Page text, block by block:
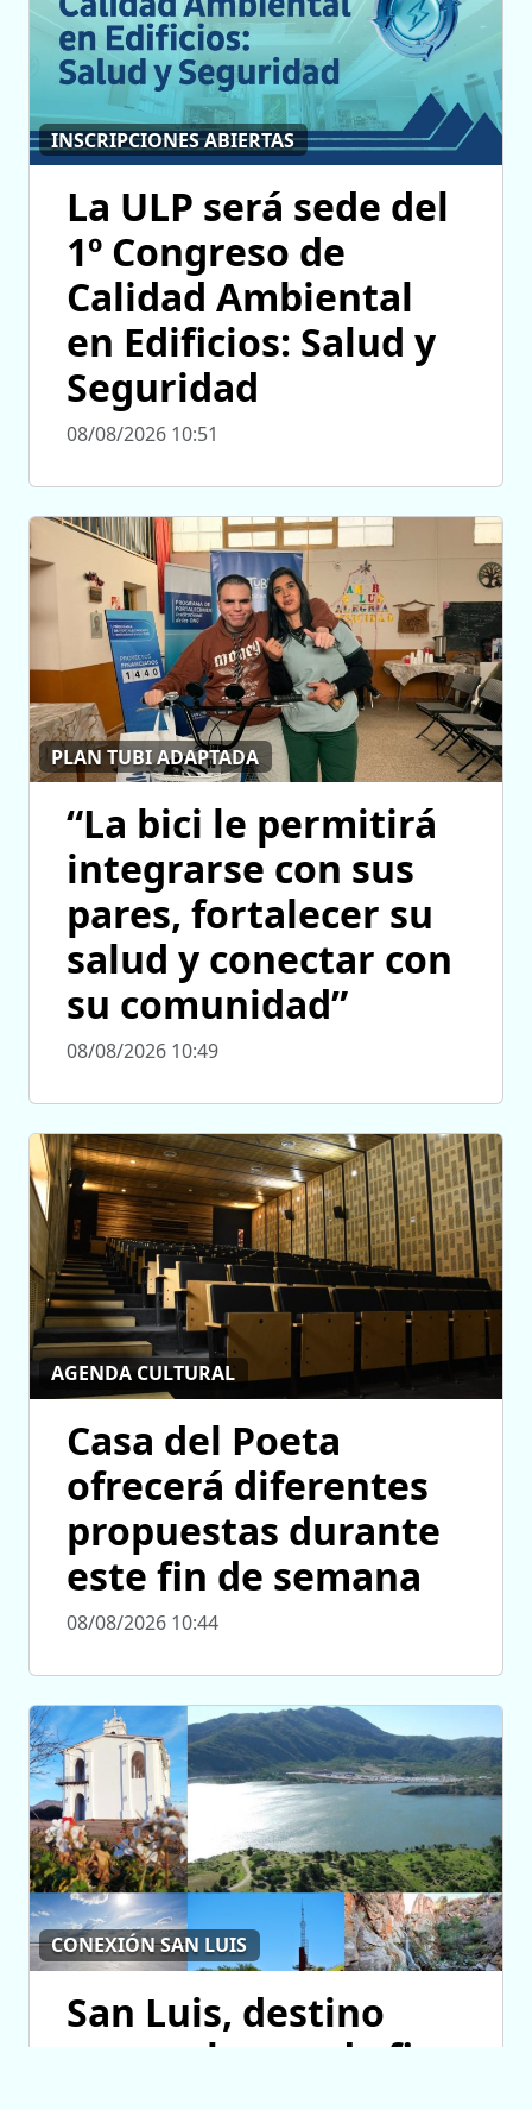
INSCRIPCIONES ABIERTAS
La ULP será sede del
1º Congreso de
Calidad Ambiental
en Edificios: Salud y
Seguridad
08/08/2026 10:51
PLAN TUBI ADAPTADA
“La bici le permitirá
integrarse con sus
pares, fortalecer su
salud y conectar con
su comunidad”
08/08/2026 10:49
AGENDA CULTURAL
Casa del Poeta
ofrecerá diferentes
propuestas durante
este fin de semana
08/08/2026 10:44
CONEXIÓN SAN LUIS
San Luis, destino
para volver cada fin